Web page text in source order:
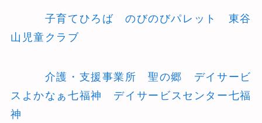
子育てひろば のびのびパレット
東谷
山児童クラブ
介護・支援事業所 聖の郷
デイサービ
スよかなぁ七福神
デイサービスセンター七福
神